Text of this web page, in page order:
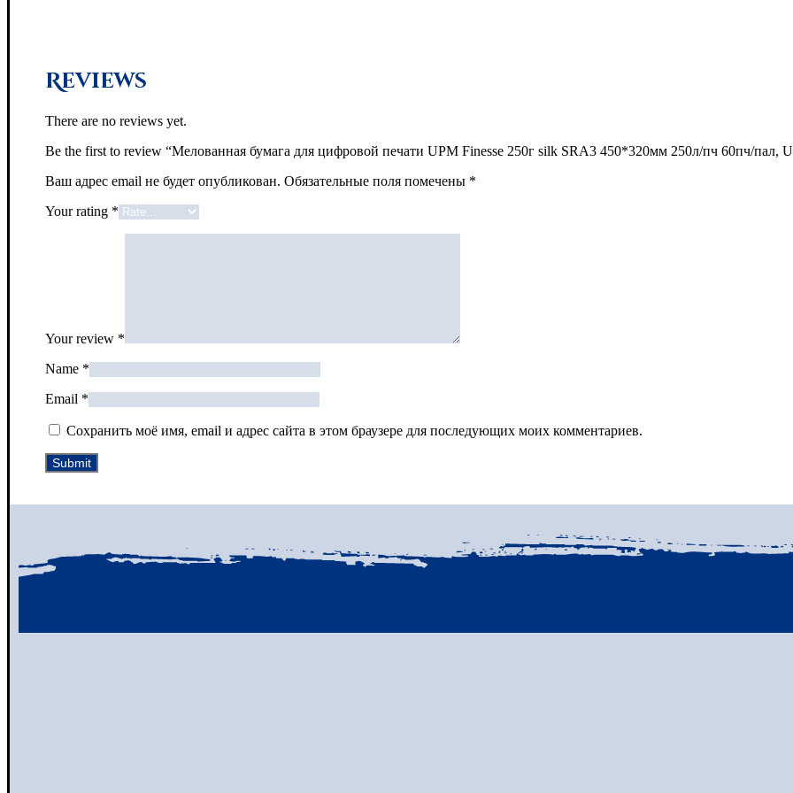
Reviews
There are no reviews yet.
Be the first to review “Мелованная бумага для цифровой печати UPM Finesse 250г silk SRA3 450*320мм 250л/пч 60пч/пал,
Ваш адрес email не будет опубликован. Обязательные поля помечены *
Your rating *
Your review *
Name *
Email *
Сохранить моё имя, email и адрес сайта в этом браузере для последующих моих комментариев.